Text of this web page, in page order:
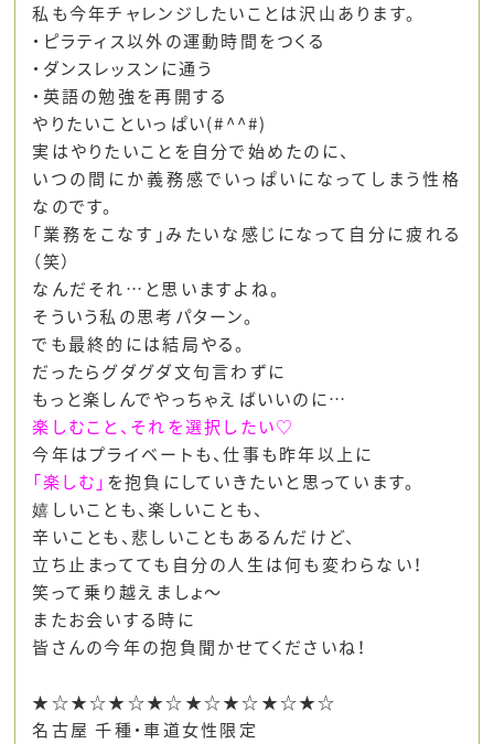
私も今年チャレンジしたいことは沢山あります。
・ピラティス以外の運動時間をつくる
・ダンスレッスンに通う
・英語の勉強を再開する
やりたいこといっぱい(#^^#)
実はやりたいことを自分で始めたのに、
いつの間にか義務感でいっぱいになってしまう性格
なのです。
「業務をこなす」みたいな感じになって自分に疲れる
（笑）
なんだそれ…と思いますよね。
そういう私の思考パターン。
でも最終的には結局やる。
だったらグダグダ文句言わずに
もっと楽しんでやっちゃえばいいのに…
楽しむこと、それを選択したい♡
今年はプライベートも、仕事も昨年以上に
「楽しむ」 を抱負にしていきたいと思っています。
嬉しいことも、楽しいことも、
辛いことも、悲しいこともあるんだけど、
立ち止まってても自分の人生は何も変わらない！
笑って乗り越えましょ～
またお会いする時に
皆さんの今年の抱負聞かせてくださいね！
★☆★☆★☆★☆★☆★☆★☆★☆
名古屋 千種・車道女性限定